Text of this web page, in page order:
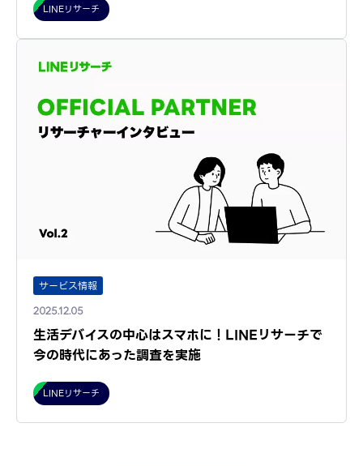
LINEリサーチ
サービス情報
2025.12.05
生活デバイスの中心はスマホに！LINEリサーチで
今の時代にあった調査を実施
LINEリサーチ